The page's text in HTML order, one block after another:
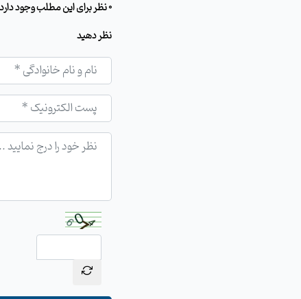
0 نظر برای این مطلب وجود دارد
نظر دهید